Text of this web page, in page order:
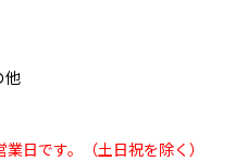
他
日です。（土日祝を除く）